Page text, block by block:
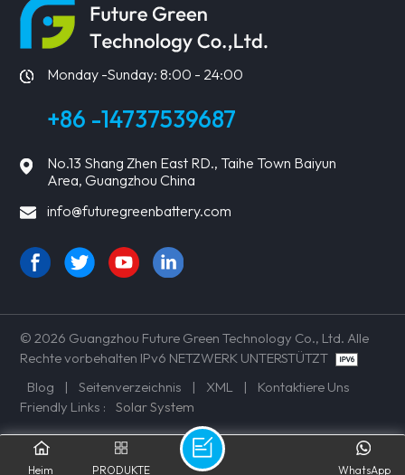
Monday -Sunday: 8:00 - 24:00
+86 -14737539687
No.13 Shang Zhen East RD., Taihe Town Baiyun
Area, Guangzhou China
info@futuregreenbattery.com
© 2026 Guangzhou Future Green Technology Co., Ltd. Alle
Rechte vorbehalten IPv6 NETZWERK UNTERSTÜTZT
Blog
| Seitenverzeichnis | XML |
Kontaktiere Uns
Friendly Links :
Solar System
Heim PRODUKTE WhatsApp